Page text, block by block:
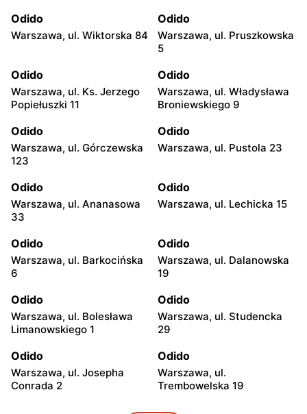
Odido
Warszawa, ul. Wiktorska 84
Odido
Warszawa, ul. Pruszkowska
5
Odido
Warszawa, ul. Ks. Jerzego
Popiełuszki 11
Odido
Warszawa, ul. Władysława
Broniewskiego 9
Odido
Warszawa, ul. Górczewska
123
Odido
Warszawa, ul. Pustola 23
Odido
Warszawa, ul. Ananasowa
33
Odido
Warszawa, ul. Lechicka 15
Odido
Warszawa, ul. Barkocińska
6
Odido
Warszawa, ul. Dalanowska
19
Odido
Warszawa, ul. Bolesława
Limanowskiego 1
Odido
Warszawa, ul. Studencka
29
Odido
Warszawa, ul. Josepha
Conrada 2
Odido
Warszawa, ul.
Trembowelska 19